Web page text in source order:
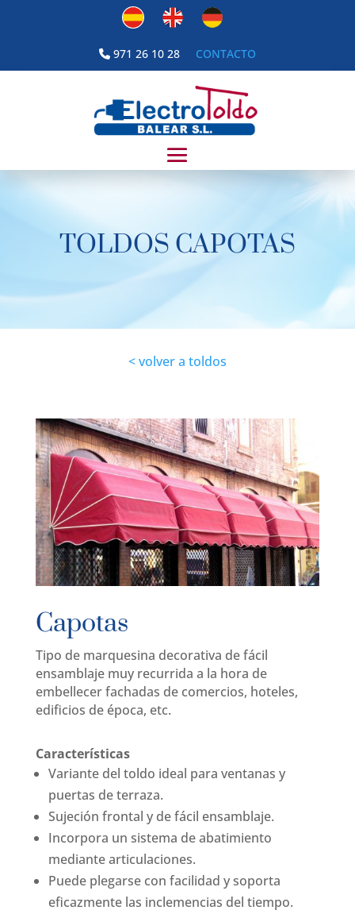
971 26 10 28 CONTACTO
TOLDOS CAPOTAS
< volver a toldos
Capotas
Tipo de marquesina decorativa de fácil
ensamblaje muy recurrida a la hora de
embellecer fachadas de comercios, hoteles,
edificios de época, etc.
Características
Variante del toldo ideal para ventanas y
puertas de terraza.
Sujeción frontal y de fácil ensamblaje.
Incorpora un sistema de abatimiento
mediante articulaciones.
Puede plegarse con facilidad y soporta
eficazmente las inclemencias del tiempo.